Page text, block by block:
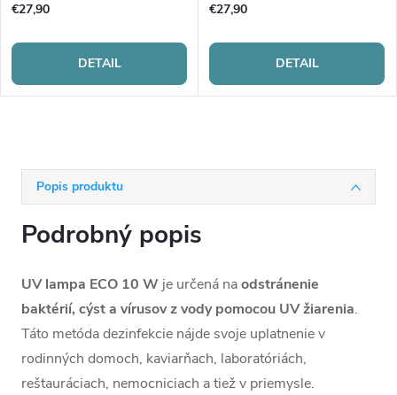
Popis produktu
Podrobný popis
UV lampa ECO 10 W je určená naodstránenie
baktérií, cýst a vírusov z vody pomocou UV žiarenia.
Táto metóda dezinfekcie nájde svoje uplatnenie v
rodinných domoch, kaviarňach, laboratóriách,
reštauráciach, nemocniciach a tiež v priemysle.
€27,90
DETAIL
€27,90
DETAIL